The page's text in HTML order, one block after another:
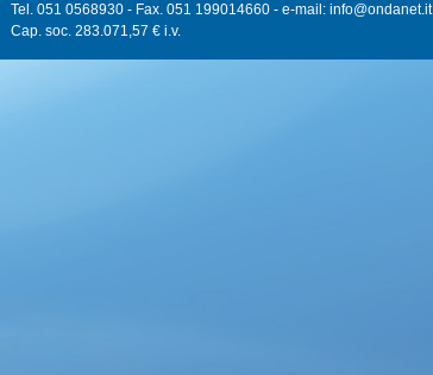
Tel. 051 0568930 - Fax. 051 199014660 - e-mail: info@ondanet.it
Cap. soc. 283.071,57 € i.v.